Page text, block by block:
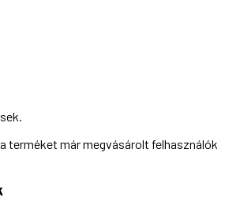
terméket már megvásárolt felhasználók